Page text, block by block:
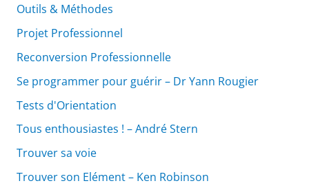
Outils & Méthodes
Projet Professionnel
Reconversion Professionnelle
Se programmer pour guérir – Dr Yann Rougier
Tests d'Orientation
Tous enthousiastes ! – André Stern
Trouver sa voie
Trouver son Elément – Ken Robinson